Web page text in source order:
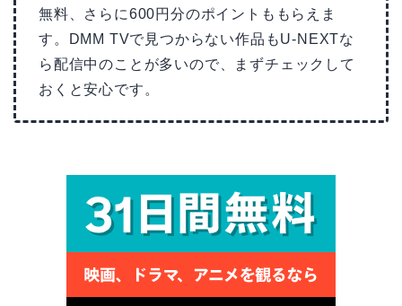
無料、さらに600円分のポイントももらえま
す。DMM TVで見つからない作品もU-NEXTな
ら配信中のことが多いので、まずチェックして
おくと安心です。